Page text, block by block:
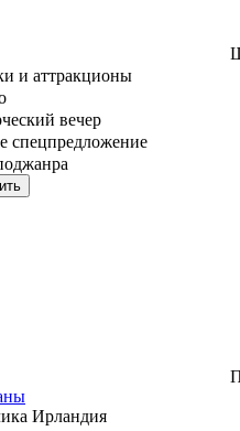
и аттракционы
вечер
спецпредложение
Ирландия